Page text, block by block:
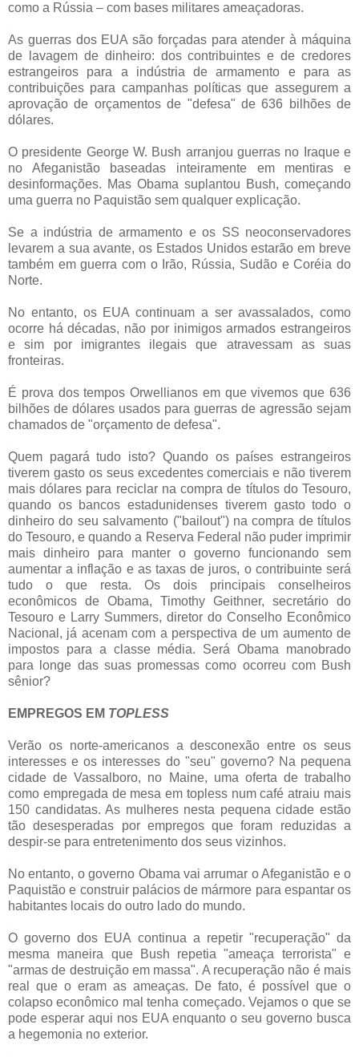
como a Rússia – com bases militares ameaçadoras.
.
As guerras dos EUA são forçadas para atender à máquina
de lavagem de dinheiro: dos contribuintes e de credores
estrangeiros para a indústria de armamento e para as
contribuições para campanhas políticas que assegurem a
aprovação de orçamentos de "defesa" de 636 bilhões de
dólares.
.
O presidente George W. Bush arranjou guerras no Iraque e
no Afeganistão baseadas inteiramente em mentiras e
desinformações. Mas Obama suplantou Bush, começando
uma guerra no Paquistão sem qualquer explicação.
.
Se a indústria de armamento e os SS neoconservadores
levarem a sua avante, os Estados Unidos estarão em breve
também em guerra com o Irão, Rússia, Sudão e Coréia do
Norte.
.
No entanto, os EUA continuam a ser avassalados, como
ocorre há décadas, não por inimigos armados estrangeiros
e sim por imigrantes ilegais que atravessam as suas
fronteiras.
.
É prova dos tempos Orwellianos em que vivemos que 636
bilhões de dólares usados para guerras de agressão sejam
chamados de "orçamento de defesa".
.
Quem pagará tudo isto? Quando os países estrangeiros
tiverem gasto os seus excedentes comerciais e não tiverem
mais dólares para reciclar na compra de títulos do Tesouro,
quando os bancos estadunidenses tiverem gasto todo o
dinheiro do seu salvamento ("bailout") na compra de títulos
do Tesouro, e quando a Reserva Federal não puder imprimir
mais dinheiro para manter o governo funcionando sem
aumentar a inflação e as taxas de juros, o contribuinte será
tudo o que resta. Os dois principais conselheiros
econômicos de Obama, Timothy Geithner, secretário do
Tesouro e Larry Summers, diretor do Conselho Econômico
Nacional, já acenam com a perspectiva de um aumento de
impostos para a classe média. Será Obama manobrado
para longe das suas promessas como ocorreu com Bush
sênior?
.
EMPREGOS EM TOPLESS
.
Verão os norte-americanos a desconexão entre os seus
interesses e os interesses do "seu" governo? Na pequena
cidade de Vassalboro, no Maine, uma oferta de trabalho
como empregada de mesa em topless num café atraiu mais
150 candidatas. As mulheres nesta pequena cidade estão
tão desesperadas por empregos que foram reduzidas a
despir-se para entretenimento dos seus vizinhos.
.
No entanto, o governo Obama vai arrumar o Afeganistão e o
Paquistão e construir palácios de mármore para espantar os
habitantes locais do outro lado do mundo.
.
O governo dos EUA continua a repetir "recuperação" da
mesma maneira que Bush repetia "ameaça terrorista" e
"armas de destruição em massa". A recuperação não é mais
real que o eram as ameaças. De fato, é possível que o
colapso econômico mal tenha começado. Vejamos o que se
pode esperar aqui nos EUA enquanto o seu governo busca
a hegemonia no exterior.
.